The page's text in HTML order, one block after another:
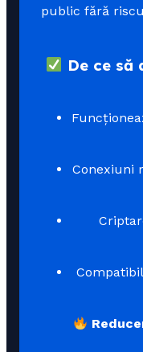
public fără
De ce să
Conexiuni